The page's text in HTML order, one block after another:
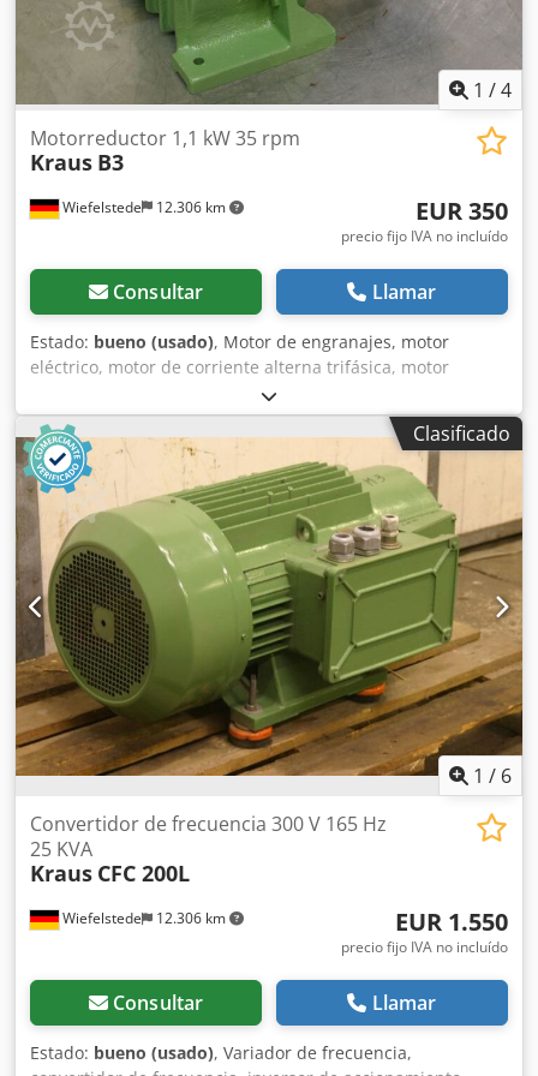
1 /4
Wiefelstede 12.306 km
Motorreductor 1,1 kW 35 rpm
Kraus B3
EUR 350
precio fijo IVA no incluído
Consultar Llamar
Estado: bueno (usado), Motor de engranajes, motor
eléctrico, motor de corriente alterna trifásica, motor
eléctrico de engranajes -Velocidad: 35 rpm -Potencia: 1,1
kW Dedpfjcg Ambjx Afljck -Tipo de construcción: B3 -
Diámetro del eje: Ø 48 mm -Grado de protección: IP 54 -
Cantidad: 1 motor disponible -Dimensiones: 590/300/A 400
mm -Peso: 60 kg
Clasificado
1 / 6
Wiefelstede 12.306 km
Convertidor de frecuencia 300 V 165 Hz
25 KVA
Kraus CFC 200L
EUR 1.550
precio fijo IVA no incluído
Consultar Llamar
Estado: bueno (usado), Variador de frecuencia,